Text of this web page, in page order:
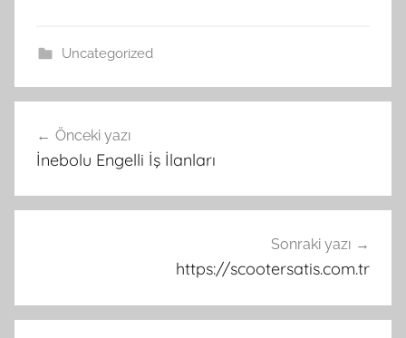
Uncategorized
gezinmesi
Önceki yazı
İnebolu Engelli İş İlanları
Sonraki yazı
https://scootersatis.com.tr